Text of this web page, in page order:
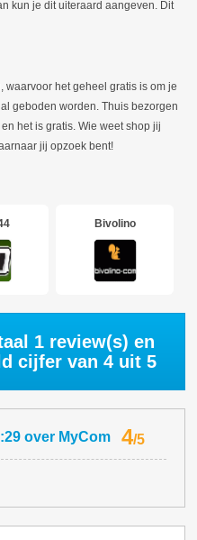
kun je dit uiteraard aangeven. Dit
waarvoor het geheel gratis is om je
geboden worden. Thuis bezorgen
het is gratis. Wie weet shop jij
jij opzoek bent!
Bivolino
1 review(s) en
cijfer van4 uit 5
over MyCom 4/5